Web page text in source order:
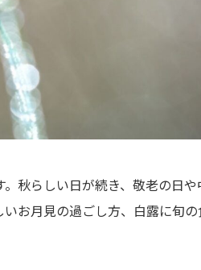
秋らしい日が続き、敬老の日や
お月見の過ごし方、白露に旬の